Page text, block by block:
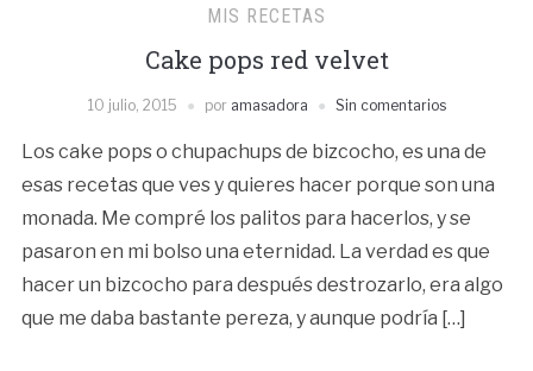
MIS RECETAS
Cake pops red velvet
10 julio, 2015 por amasadora Sin comentarios
Los cake pops o chupachups de bizcocho, es una de
esas recetas que ves y quieres hacer porque son una
monada. Me compré los palitos para hacerlos, y se
pasaron en mi bolso una eternidad. La verdad es que
hacer un bizcocho para después destrozarlo, era algo
que me daba bastante pereza, y aunque podría […]